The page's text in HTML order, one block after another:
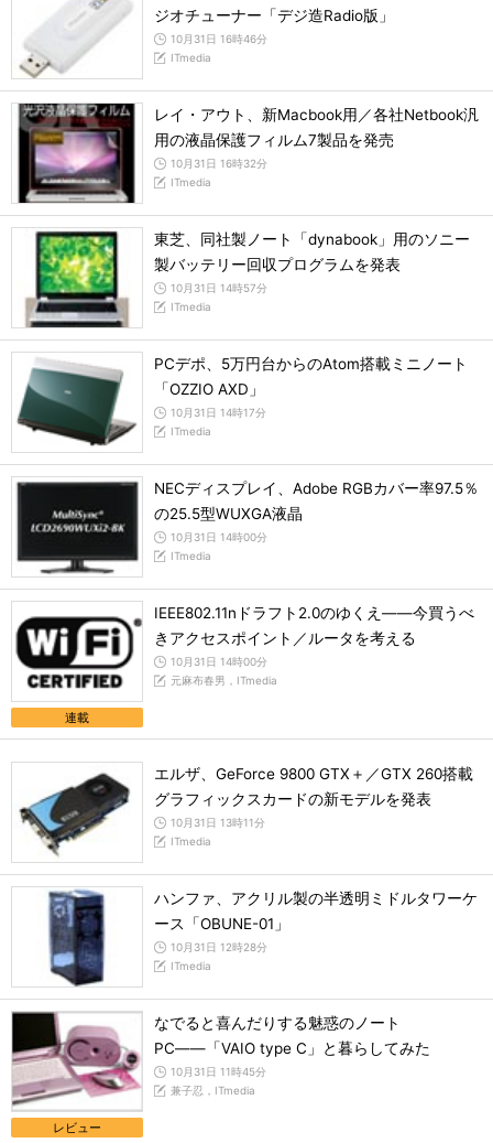
ジオチューナー「デジ造Radio版」
10月31日 16時46分
ITmedia
レイ・アウト、新Macbook用／各社Netbook汎
用の液晶保護フィルム7製品を発売
10月31日 16時32分
ITmedia
東芝、同社製ノート「dynabook」用のソニー
製バッテリー回収プログラムを発表
10月31日 14時57分
ITmedia
PCデポ、5万円台からのAtom搭載ミニノート
「OZZIO AXD」
10月31日 14時17分
ITmedia
NECディスプレイ、Adobe RGBカバー率97.5％
の25.5型WUXGA液晶
10月31日 14時00分
ITmedia
連載
IEEE802.11nドラフト2.0のゆくえ――今買うべ
きアクセスポイント／ルータを考える
10月31日 14時00分
元麻布春男，ITmedia
エルザ、GeForce 9800 GTX＋／GTX 260搭載
グラフィックスカードの新モデルを発表
10月31日 13時11分
ITmedia
ハンファ、アクリル製の半透明ミドルタワーケ
ース「OBUNE-01」
10月31日 12時28分
ITmedia
レビュー
なでると喜んだりする魅惑のノート
PC――「VAIO type C」と暮らしてみた
10月31日 11時45分
兼子忍，ITmedia